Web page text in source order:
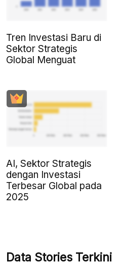
Tren Investasi Baru di
Sektor Strategis
Global Menguat
AI, Sektor Strategis
dengan Investasi
Terbesar Global pada
2025
Data Stories Terkini